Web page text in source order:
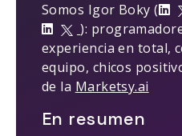
Somos Igor Boky (
):
experiencia en total,
equipo, chicos
de la Marketsy.ai
En resumen